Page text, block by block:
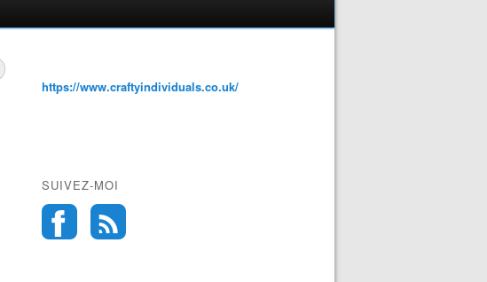
https://www.craftyindividuals.co.uk/
SUIVEZ-MOI